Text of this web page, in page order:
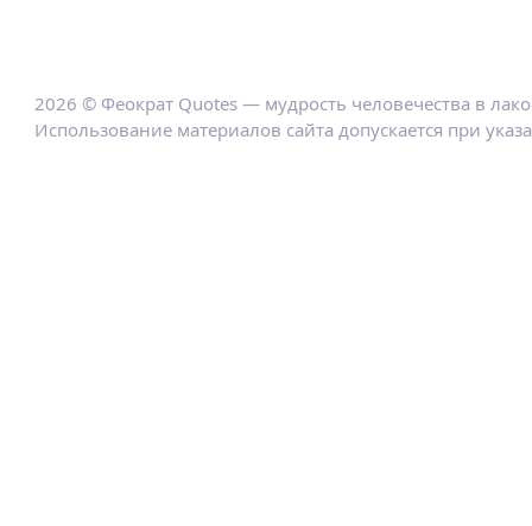
2026 © Феократ Quotes — мудрость человечества в
Использование материалов сайта допускается при